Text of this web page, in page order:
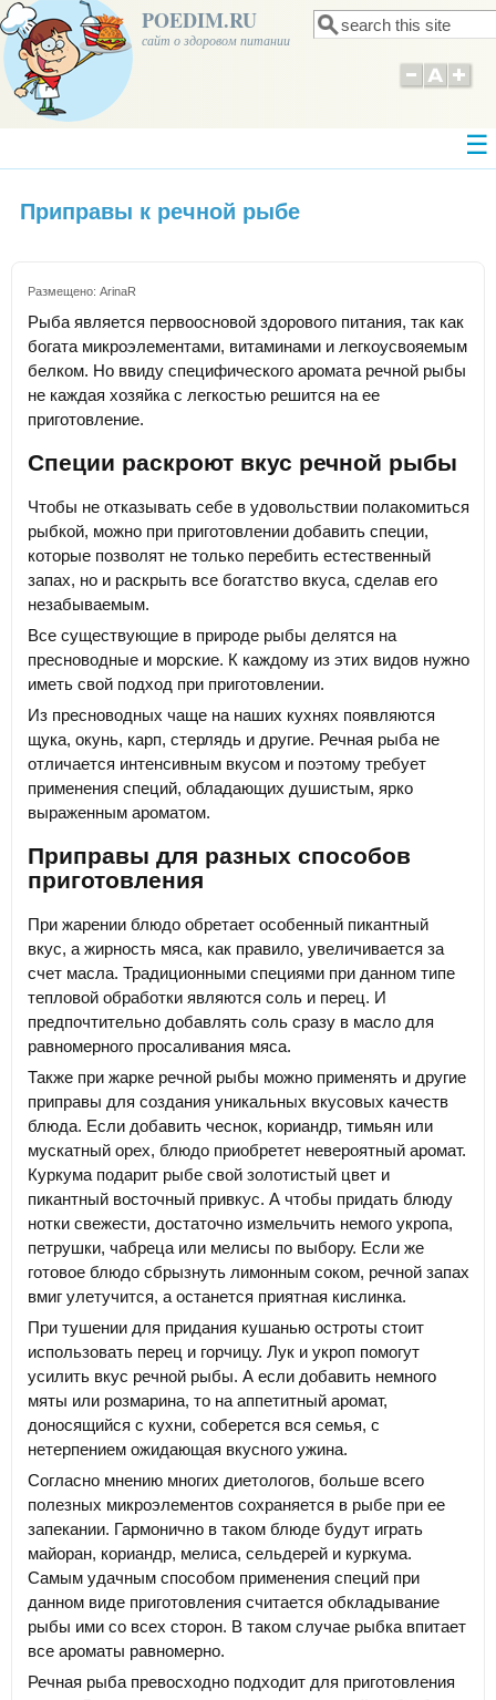
POEDIM.RU
сайт о здоровом питании Форма поиска
Поиск
Приправы к речной рыбе
Размещено: ArinaR
Рыба является первоосновой здорового питания, так как
богата микроэлементами, витаминами и легкоусвояемым
белком. Но ввиду специфического аромата речной рыбы
не каждая хозяйка с легкостью решится на ее
приготовление.
Специи раскроют вкус речной рыбы
Чтобы не отказывать себе в удовольствии полакомиться
рыбкой, можно при приготовлении добавить специи,
которые позволят не только перебить естественный
запах, но и раскрыть все богатство вкуса, сделав его
незабываемым.
Все существующие в природе рыбы делятся на
пресноводные и морские. К каждому из этих видов нужно
иметь свой подход при приготовлении.
Из пресноводных чаще на наших кухнях появляются
щука, окунь, карп, стерлядь и другие. Речная рыба не
отличается интенсивным вкусом и поэтому требует
применения специй, обладающих душистым, ярко
выраженным ароматом.
Приправы для разных способов
приготовления
При жарении блюдо обретает особенный пикантный
вкус, а жирность мяса, как правило, увеличивается за
счет масла. Традиционными специями при данном типе
тепловой обработки являются соль и перец. И
предпочтительно добавлять соль сразу в масло для
равномерного просаливания мяса.
Также при жарке речной рыбы можно применять и другие
приправы для создания уникальных вкусовых качеств
блюда. Если добавить чеснок, кориандр, тимьян или
мускатный орех, блюдо приобретет невероятный аромат.
Куркума подарит рыбе свой золотистый цвет и
пикантный восточный привкус. А чтобы придать блюду
нотки свежести, достаточно измельчить немого укропа,
петрушки, чабреца или мелисы по выбору. Если же
готовое блюдо сбрызнуть лимонным соком, речной запах
вмиг улетучится, а останется приятная кислинка.
При тушении для придания кушанью остроты стоит
использовать перец и горчицу. Лук и укроп помогут
усилить вкус речной рыбы. А если добавить немного
мяты или розмарина, то на аппетитный аромат,
доносящийся с кухни, соберется вся семья, с
нетерпением ожидающая вкусного ужина.
Согласно мнению многих диетологов, больше всего
полезных микроэлементов сохраняется в рыбе при ее
запекании. Гармонично в таком блюде будут играть
майоран, кориандр, мелиса, сельдерей и куркума.
Самым удачным способом применения специй при
данном виде приготовления считается обкладывание
рыбы ими со всех сторон. В таком случае рыбка впитает
все ароматы равномерно.
Речная рыба превосходно подходит для приготовления